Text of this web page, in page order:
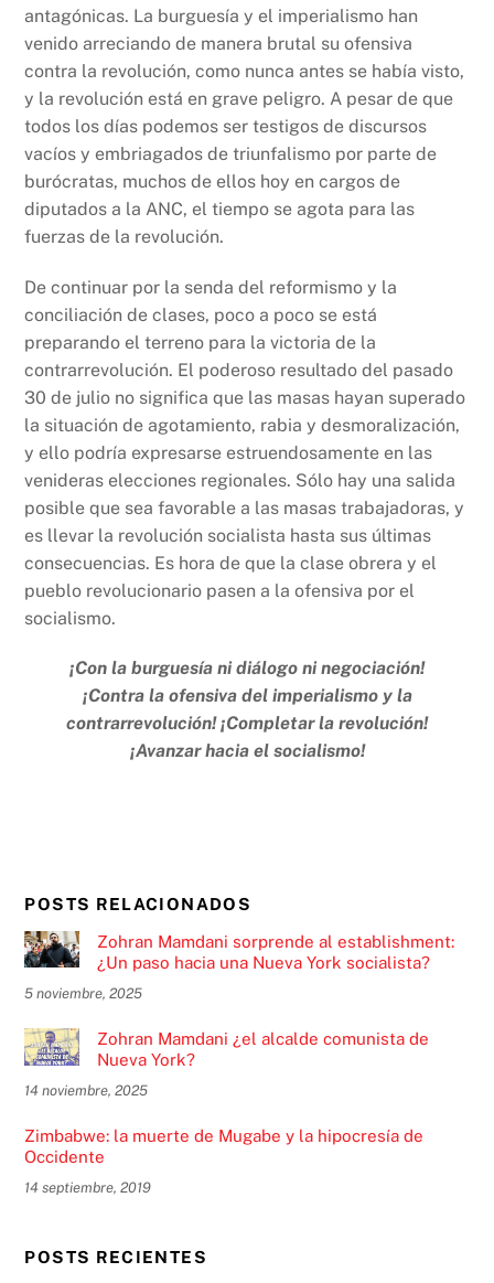
antagónicas. La burguesía y el imperialismo han
venido arreciando de manera brutal su ofensiva
contra la revolución, como nunca antes se había visto,
y la revolución está en grave peligro. A pesar de que
todos los días podemos ser testigos de discursos
vacíos y embriagados de triunfalismo por parte de
burócratas, muchos de ellos hoy en cargos de
diputados a la ANC, el tiempo se agota para las
fuerzas de la revolución.
De continuar por la senda del reformismo y la
conciliación de clases, poco a poco se está
preparando el terreno para la victoria de la
contrarrevolución. El poderoso resultado del pasado
30 de julio no significa que las masas hayan superado
la situación de agotamiento, rabia y desmoralización,
y ello podría expresarse estruendosamente en las
venideras elecciones regionales. Sólo hay una salida
posible que sea favorable a las masas trabajadoras, y
es llevar la revolución socialista hasta sus últimas
consecuencias. Es hora de que la clase obrera y el
pueblo revolucionario pasen a la ofensiva por el
socialismo.
¡Con la burguesía ni diálogo ni negociación!
¡Contra la ofensiva del imperialismo y la
contrarrevolución! ¡Completar la revolución!
¡Avanzar hacia el socialismo!
POSTS RELACIONADOS
Zohran Mamdani sorprende al establishment:
¿Un paso hacia una Nueva York socialista?
5 noviembre, 2025
Zohran Mamdani ¿el alcalde comunista de
Nueva York?
14 noviembre, 2025
Zimbabwe: la muerte de Mugabe y la hipocresía de
Occidente
14 septiembre, 2019
POSTS RECIENTES